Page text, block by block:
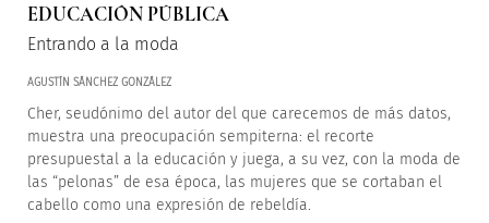
EDUCACIÓN PÚBLICA
Entrando a la moda
AGUSTÍN SÁNCHEZ GONZÁLEZ
Cher, seudónimo del autor del que carecemos de más datos,
muestra una preocupación sempiterna: el recorte
presupuestal a la educación y juega, a su vez, con la moda de
las “pelonas” de esa época, las mujeres que se cortaban el
cabello como una expresión de rebeldía.